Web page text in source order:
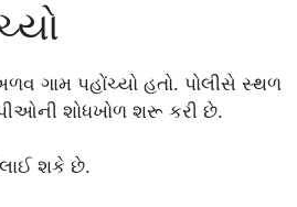
ગામ પહોંચ્યો હતો. પોલીસે સ્થળ
શોધખોળ શરૂ કરી છે.
શકે છે.